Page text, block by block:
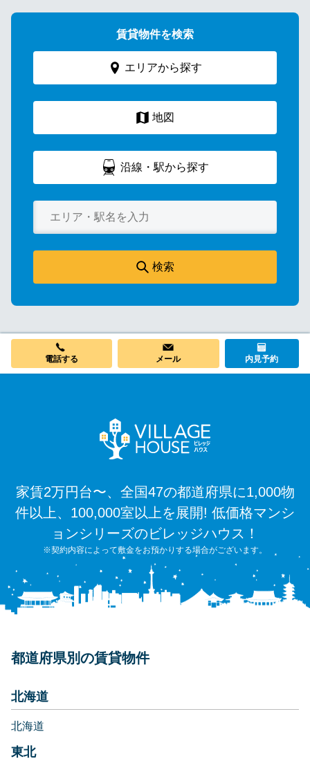
賃貸物件を検索
エリアから探す
地図
沿線・駅から探す
検索
電話する メール 内見予約
家賃2万円台〜、全国47の都道府県に1,000物
件以上、100,000室以上を展開! 低価格マンシ
ョンシリーズのビレッジハウス！
※契約内容によって敷金をお預かりする場合がございます。
都道府県別の賃貸物件
北海道
北海道
東北